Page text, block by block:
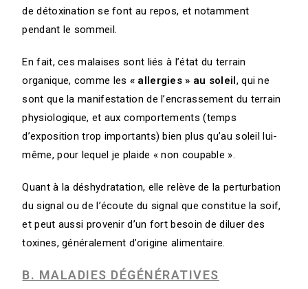
de détoxination se font au repos, et notamment
pendant le sommeil.
En fait, ces malaises sont liés à l’état du terrain
organique, comme les « allergies » au soleil , qui ne
sont que la manifestation de l’encrassement du terrain
physiologique, et aux comportements (temps
d’exposition trop importants) bien plus qu’au soleil lui-
même, pour lequel je plaide « non coupable ».
Quant à la déshydratation, elle relève de la perturbation
du signal ou de l’écoute du signal que constitue la soif,
et peut aussi provenir d’un fort besoin de diluer des
toxines, généralement d’origine alimentaire.
B. MALADIES DÉGÉNÉRATIVES